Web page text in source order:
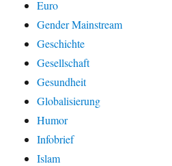
Euro
Gender Mainstream
Geschichte
Gesellschaft
Gesundheit
Globalisierung
Humor
Infobrief
Islam